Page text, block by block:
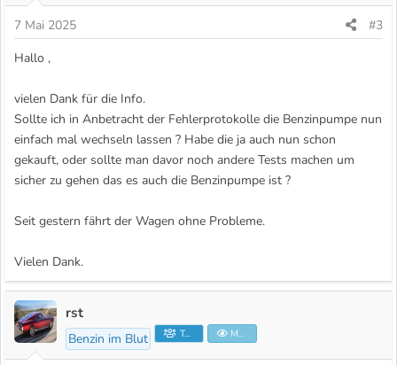
7 Mai 2025
#3
Hallo ,
vielen Dank für die Info.
Sollte ich in Anbetracht der Fehlerprotokolle die Benzinpumpe nun
einfach mal wechseln lassen ? Habe die ja auch nun schon
gekauft, oder sollte man davor noch andere Tests machen um
sicher zu gehen das es auch die Benzinpumpe ist ?
Seit gestern fährt der Wagen ohne Probleme.
Vielen Dank.
rst
Benzin im Blut Teammitglied Moderator